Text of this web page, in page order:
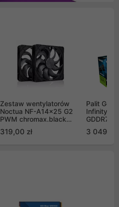
Zestaw wentylatorów
Noctua NF-A14x25 G2
PWM chromax.black
Push Pull (2szt)
319,00 zł
Palit
Infinity 3
GDDR7
GB2050S)
3 049,00